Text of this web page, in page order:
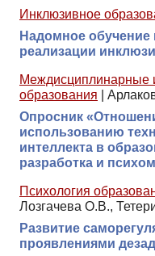
Инклюзивное
Надомное
реализации
Междисциплинарные
образования
Опросник
использованию
интеллекта в
разработка и
Психология
Лозгачева О.В.,
Развитие
проявлениями